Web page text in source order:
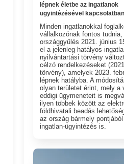
lépnek életbe az ingatlanok
ügyintézésével kapcsolatban
Minden ingatlanokkal
vállalkozónak fontos tudnia,
országgyűlés 2021. június
el a jelenleg hatályos
nyilvántartási törvény
célzó rendelkezéseket
törvény), amelyek 2023.
lépnek hatályba. A
olyan területet érint, mely a
eddigi ügymeneteit is
ilyen többek között az
földhivatali beadás
az ország bármely
ingatlan-ügyintézés is.